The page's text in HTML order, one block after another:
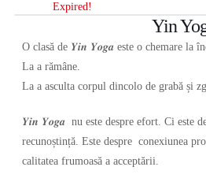
Expired!
Yin
O clasă de 𝒀𝒊𝒏 𝒀𝒐𝒈𝒂 este o chemare la
La a rămâne.
La a asculta corpul dincolo de grabă și
𝒀𝒊𝒏 𝒀𝒐𝒈𝒂 nu este despre efort. Ci este
recunoștință. Este despre conexiunea
calitatea frumoasă a acceptării.